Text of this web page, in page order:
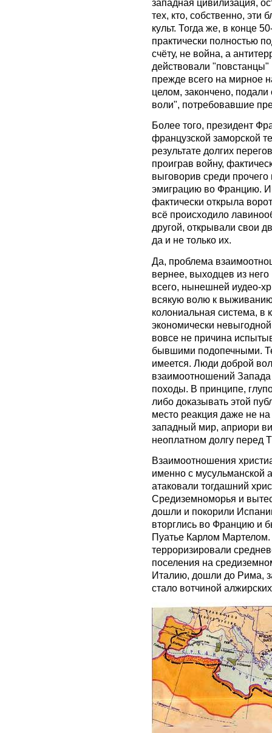
западная цивилизация,
тех, кто, собственно, эти
культ. Тогда же, в конце
практически полностью
счёту, не война, а
действовали
прежде всего на мирное
целом, закончено,
воли", потребовавшие
Более того, президент
французской заморской
результате долгих
проиграв войну,
выговорив среди
эмиграцию во Францию.
фактически открыла
всё происходило
другой, открывали свои
да и не только их.
Да, проблема
вернее, выходцев из
всего, нынешней иудео-
всякую волю к
колониальная система, в
экономически
вовсе не причина
бывшими подопечными.
имеется. Люди доброй
взаимоотношений
походы. В принципе,
либо доказывать этой
место реакция даже не
западный мир, априори
неоплатном долгу перед
Взаимоотношения
именно с мусульманской
атаковали тогдашний
Средиземноморья и
дошли и покорили
вторглись во Францию и
Пуатье Карлом
терроризировали
поселения на
Италию, дошли до Рима,
стало вотчиной